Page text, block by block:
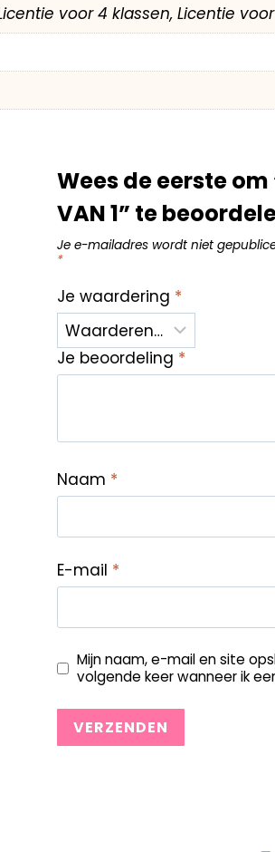
voor 4 klassen, Licentie
Wees de eerste om
VAN 1” te
Je e-mailadres wordt niet
*
Je waardering *
Je beoordeling *
Naam *
E-mail *
Mijn naam, e-mail en site
volgende keer wanneer ik